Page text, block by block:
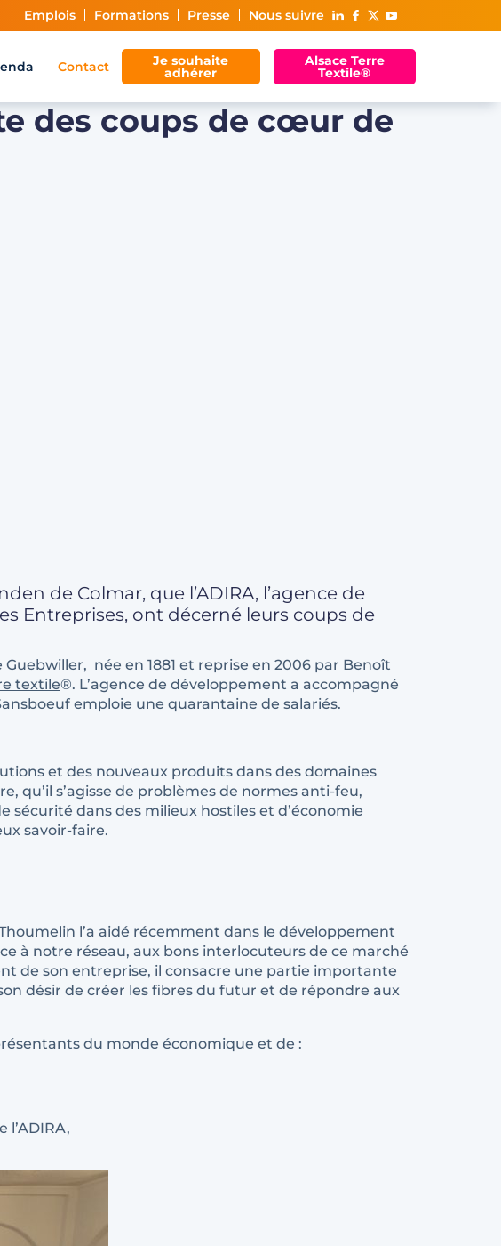
Emplois Formations Presse Nous suivre
Contact Je souhaite
adhérer
Alsace Terre
Textile®
des coups de cœur de
de Colmar, que l’ADIRA, l’agence de
Entreprises, ont décerné leurs coups de
Guebwiller, née en 1881 et reprise en 2006 par Benoît
textile®. L’agence de développement a accompagné
emploie une quarantaine de salariés.
et des nouveaux produits dans des domaines
qu’il s’agisse de problèmes de normes anti-feu,
dans des milieux hostiles et d’économie
savoir-faire.
l’a aidé récemment dans le développement
à notre réseau, aux bons interlocuteurs de ce marché
de son entreprise, il consacre une partie importante
désir de créer les fibres du futur et de répondre aux
du monde économique et de :